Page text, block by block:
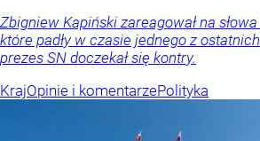
Zbigniew Kapiński zareagował na
które padły w czasie jednego z
prezes SN doczekał się kontry.
KrajOpinie i komentarzePolityka